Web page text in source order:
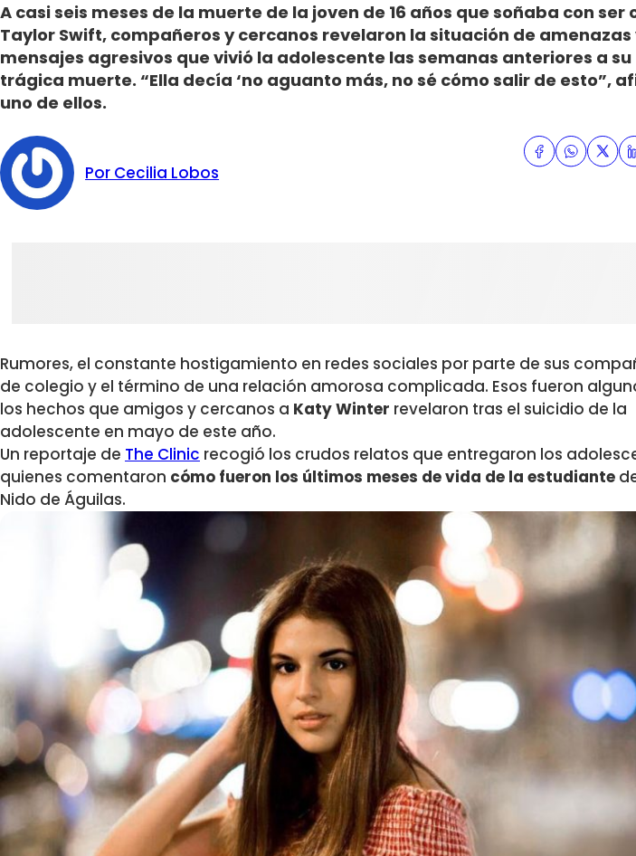
A casi seis meses de la muerte de la joven de 16 años que soñaba con ser
Taylor Swift, compañeros y cercanos revelaron la situación de amenazas
mensajes agresivos que vivió la adolescente las semanas anteriores a su
trágica muerte. “Ella decía ‘no aguanto más, no sé cómo salir de esto”,
uno de ellos.
Por Cecilia Lobos
Rumores, el constante hostigamiento en redes sociales por parte de sus
de colegio y el término de una relación amorosa complicada. Esos fueron
los hechos que amigos y cercanos a Katy Winter revelaron tras el suicidio de la
adolescente en mayo de este año.
Un reportaje de The Clinic recogió los crudos relatos que entregaron los
quienes comentaron cómo fueron los últimos meses de vida de la estudiante
Nido de Águilas.